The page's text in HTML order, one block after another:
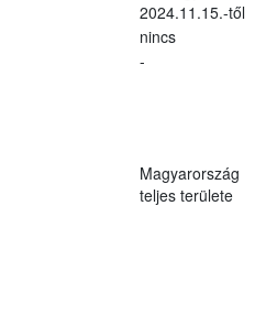
2024.11.15.-től
nincs
-
Magyarország
teljes területe